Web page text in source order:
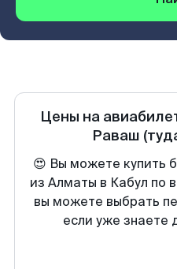
Цены на
Раваш
😍 Вы можете купить
из Алматы в Кабул по
вы можете выбрать
если уже знаете